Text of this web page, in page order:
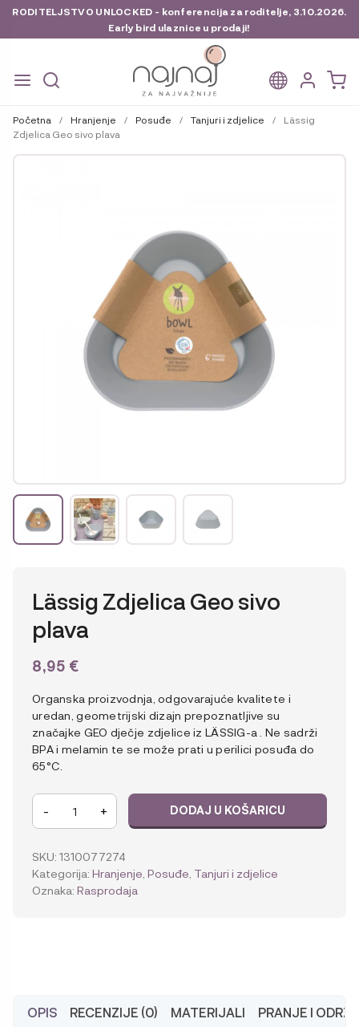
RODITELJSTVO UNLOCKED - konferencija za roditelje, 3.10.2026.
Early bird ulaznice u prodaji!
na
navigaciju
do
sadržaja
Početna / Hranjenje / Posuđe / Tanjuri i zdjelice /
Lässig
Zdjelica Geo sivo plava
Lässig Zdjelica Geo sivo
plava
8,95 €
Organska proizvodnja, odgovarajuće kvalitete i
uredan, geometrijski dizajn prepoznatljive su
značajke GEO dječje zdjelice iz LÄSSIG-a . Ne sadrži
BPA i melamin te se može prati u perilici posuđa do
65°C.
Lässig
Zdjelica
sivo
plava
količina
- + DODAJ U KOŠARICU
SKU: 1310077274
Kategorija: Hranjenje Posuđe Tanjuri i zdjelice
Oznaka: Rasprodaja
OPIS RECENZIJE (0) MATERIJALI PRANJE I